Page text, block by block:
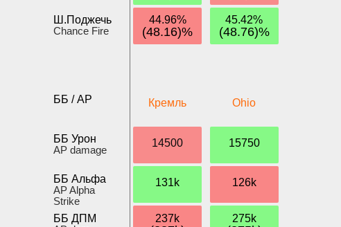
Ш.Поджечь
Chance Fire
ББ / AP
ББ Урон
AP damage
ББ Альфа
AP Alpha
Strike
ББ ДПМ
44.96%
(48.16)%
Кремль
14500
131k
237k
45.42%
(48.76)%
Ohio
15750
126k
275k